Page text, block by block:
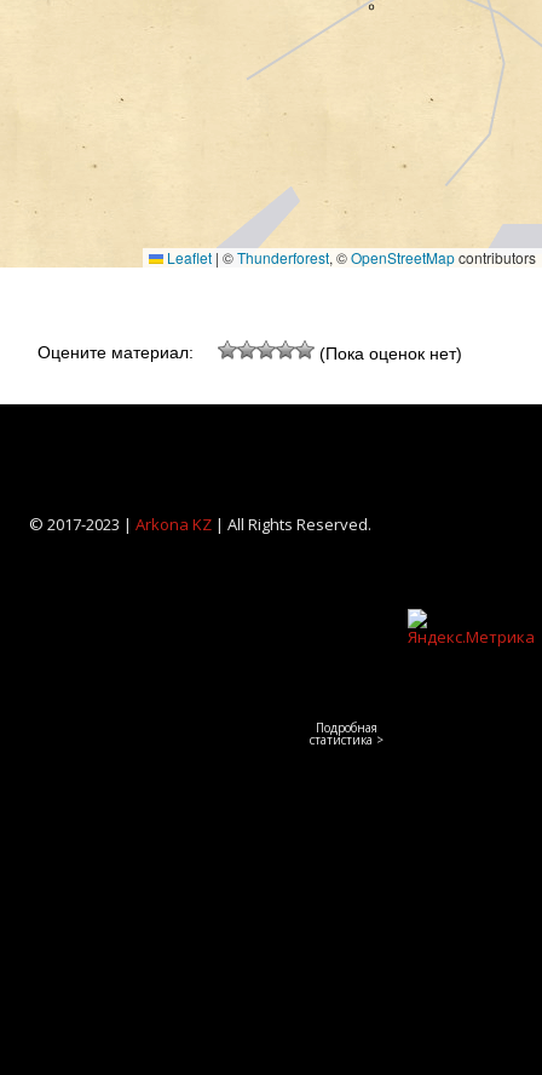
Leaflet | ©Thunderforest, ©OpenStreetMapcontributors
Оцените материал: (Пока оценок нет)
© 2017-2023 | Arkona KZ| All Rights Reserved.
Подробная
статистика >